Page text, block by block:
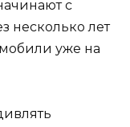
с
несколько лет
уже на